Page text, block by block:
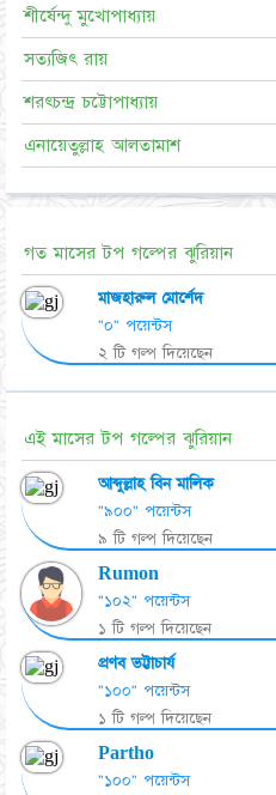
শীর্ষেন্দু মুখোপাধ্যায়
সত্যজিৎ রায়
শরৎচন্দ্র চট্টোপাধ্যায়
এনায়েতুল্লাহ আলতামাশ
গত মাসের টপ গল্পের ঝুরিয়ান
মাজহারুল মোর্শেদ
"০" পয়েন্টস
২ টি গল্প দিয়েছেন
এই মাসের টপ গল্পের ঝুরিয়ান
আব্দুল্লাহ বিন মালিক
"৯০০" পয়েন্টস
৯ টি গল্প দিয়েছেন
Rumon
"১০২" পয়েন্টস
১ টি গল্প দিয়েছেন
প্রণব ভট্টাচার্য
"১০০" পয়েন্টস
১ টি গল্প দিয়েছেন
Partho
"১০০" পয়েন্টস